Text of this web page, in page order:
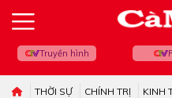
Truyền hình
THỜI SỰ CHÍNH TRỊ KINH